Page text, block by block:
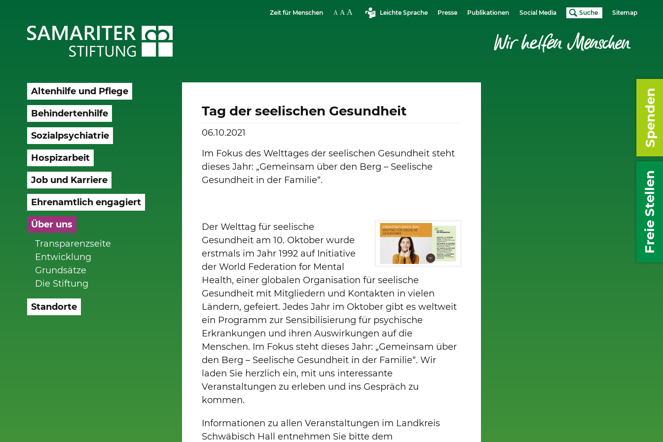
Altenhilfe und Pflege
Behindertenhilfe
Sozialpsychiatrie
Hospizarbeit
Job und Karriere
Ehrenamtlich engagiert
Über uns
Transparenzseite
Entwicklung
Grundsätze
Die Stiftung
Standorte
Zeit für Menschen Leichte Sprache Presse Publikationen Social Media Suche Sitemap
Tag der seelischen Gesundheit
06.10.2021
Im Fokus des Welttages der seelischen Gesundheit steht
dieses Jahr: „Gemeinsam über den Berg – Seelische
Gesundheit in der Familie“.
Der Welttag für seelische
Gesundheit am 10. Oktober wurde
erstmals im Jahr 1992 auf Initiative
der World Federation for Mental
Health, einer globalen Organisation für seelische
Gesundheit mit Mitgliedern und Kontakten in vielen
Ländern, gefeiert. Jedes Jahr im Oktober gibt es weltweit
ein Programm zur Sensibilisierung für psychische
Erkrankungen und ihren Auswirkungen auf die
Menschen. Im Fokus steht dieses Jahr: „Gemeinsam über
den Berg – Seelische Gesundheit in der Familie“. Wir
laden Sie herzlich ein, mit uns interessante
Veranstaltungen zu erleben und ins Gespräch zu
kommen.
Informationen zu allen Veranstaltungen im Landkreis
Schwäbisch Hall entnehmen Sie bitte dem
Spenden
Freie Stellen